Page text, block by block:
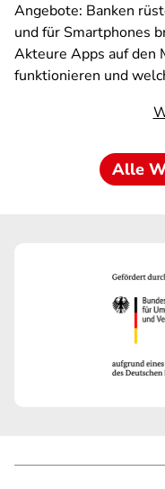
Angebote: Banken
und für Smartphones
Akteure Apps auf den
funktionieren und
Alle